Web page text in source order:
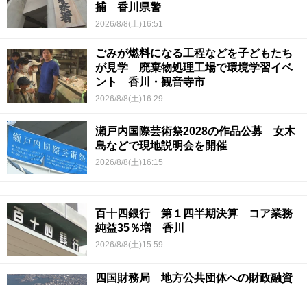
捕 香川県警
2026/8/8(土)16:51
ごみが燃料になる工程などを子どもたち
が見学 廃棄物処理工場で環境学習イベ
ント 香川・観音寺市
2026/8/8(土)16:29
瀬戸内国際芸術祭2028の作品公募 女木
島などで現地説明会を開催
2026/8/8(土)16:15
百十四銀行 第１四半期決算 コア業務
純益35％増 香川
2026/8/8(土)15:59
四国財務局 地方公共団体への財政融資